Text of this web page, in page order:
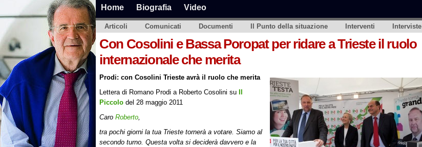
Home Biografia Video
Articoli Comunicati Documenti Il Punto della situazione Interventi Interviste
Con Cosolini e Bassa Poropat per ridare a Trieste il ruolo
internazionale che merita
Prodi: con Cosolini Trieste avrà il ruolo che merita
Lettera di Romano Prodi a Roberto Cosolini su
Piccolo del 28 maggio 2011
Caro Roberto,
tra pochi giorni la tua Trieste tornerà a votare. Siamo al
secondo turno. Questa volta si deciderà davvero e la